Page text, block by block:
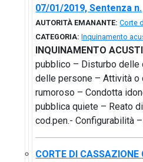
07/01/2019, Sentenza n.
AUTORITÀ EMANANTE: Corte
CATEGORIA: Inquinamento
INQUINAMENTO
pubblico – Disturbo delle
delle persone – Attività o
rumoroso – Condotta
pubblica quiete – Reato
cod.pen.- Configurabilità
CORTE DI CASSAZIONE